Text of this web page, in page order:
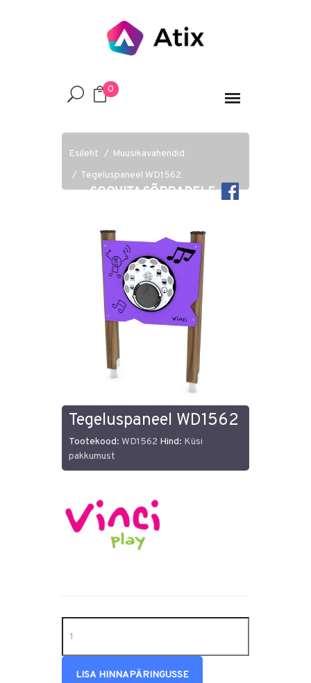
0
Esileht
Muusikavahendid
Tegeluspaneel WD1562
SOOVITA SÕPRADELE
Tegeluspaneel WD1562
Tootekood: WD1562 Hind: Küsi
pakkumust
LISA HINNAPÄRINGUSSE